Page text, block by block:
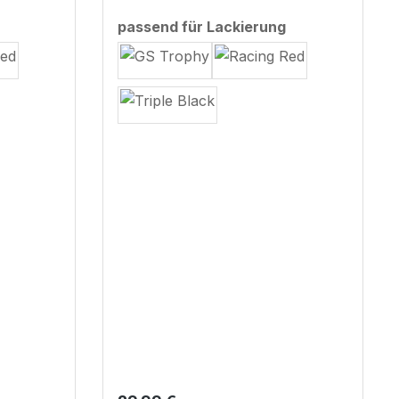
passend für Lackierungauswählen